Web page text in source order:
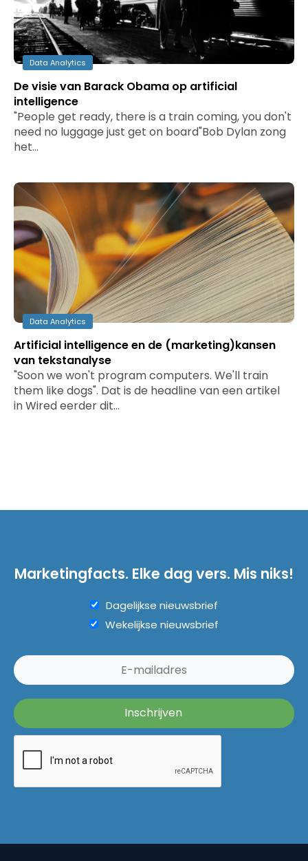
Data Analytics
De visie van Barack Obama op artificial
intelligence
"People get ready, there is a train coming, you don't
need no luggage just get on board"Bob Dylan zong
het…
Data Analytics
Artificial intelligence en de (marketing)kansen
van tekstanalyse
"Soon we won't program computers. We'll train
them like dogs". Dat is de headline van een artikel
in Wired eerder dit…
Marketingfacts. Elke dag vers. Mis niks!
Dagelijkse nieuwsbrief
Wekelijkse nieuwsbrief